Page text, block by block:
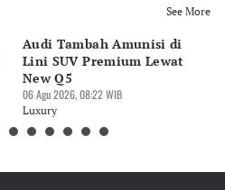
See More
Audi Tambah Amunisi di
Lini SUV Premium Lewat
New Q5
06 Agu 2026, 08:22 WIB
Luxury